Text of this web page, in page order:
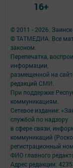
© 2011 - 2026.
© ТАТМЕДИА. Все
законом.
Перепечатка,
информации,
размещенной на
редакций СМИ.
При поддержке
коммуникациям.
Сетевое издание:
службой по надзору
в сфере связи,
коммуникаций
регистрационный
ФИО главного
Адрес редакции:
16+